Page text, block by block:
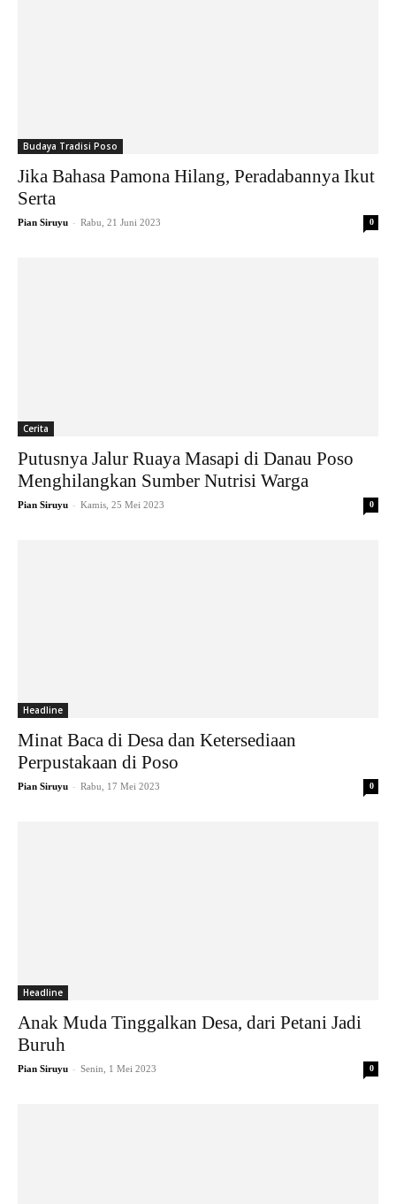
Budaya Tradisi Poso
Jika Bahasa Pamona Hilang, Peradabannya Ikut
Serta
Pian Siruyu - Rabu, 21 Juni 2023 0
Cerita
Putusnya Jalur Ruaya Masapi di Danau Poso
Menghilangkan Sumber Nutrisi Warga
Pian Siruyu - Kamis, 25 Mei 2023 0
Headline
Minat Baca di Desa dan Ketersediaan
Perpustakaan di Poso
Pian Siruyu - Rabu, 17 Mei 2023 0
Headline
Anak Muda Tinggalkan Desa, dari Petani Jadi
Buruh
Pian Siruyu - Senin, 1 Mei 2023 0